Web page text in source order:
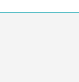
vos
d'éléments de